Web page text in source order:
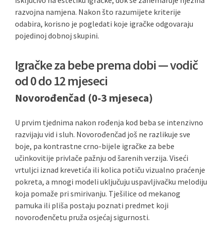
razvojna namjena. Nakon što razumijete kriterije
odabira, korisno je pogledati koje igračke odgovaraju
pojedinoj dobnoj skupini.
Igračke za bebe prema dobi — vodič
od 0 do 12 mjeseci
Novorođenčad (0-3 mjeseca)
U prvim tjednima nakon rođenja kod beba se intenzivno
razvijaju vid i sluh. Novorođenčad još ne razlikuje sve
boje, pa kontrastne crno-bijele igračke za bebe
učinkovitije privlače pažnju od šarenih verzija. Viseći
vrtuljci iznad krevetića ili kolica potiču vizualno praćenje
pokreta, a mnogi modeli uključuju uspavljivačku melodiju
koja pomaže pri smirivanju. Tješilice od mekanog
pamuka ili pliša postaju poznati predmet koji
novorođenčetu pruža osjećaj sigurnosti.